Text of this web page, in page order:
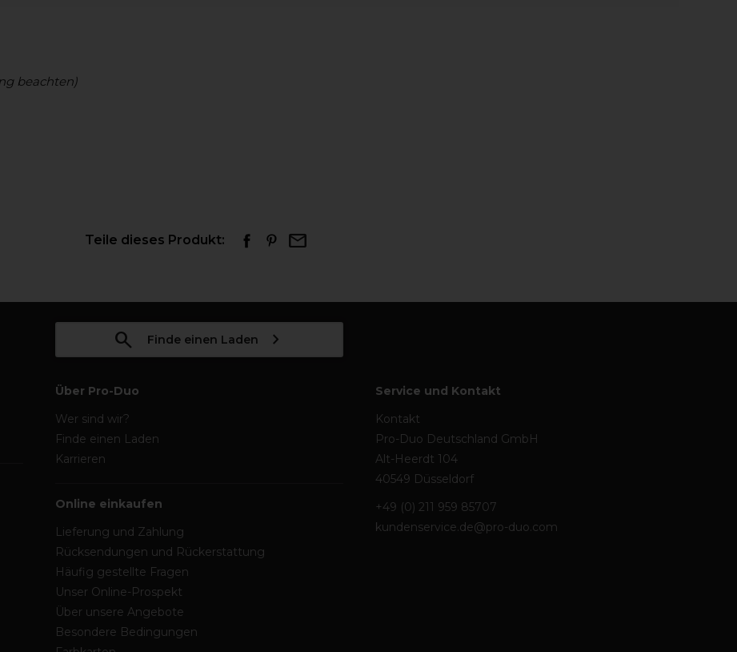
beachten)
Teile dieses Produkt:
Finde einen Laden
Über Pro-Duo
Wer sind wir?
Finde einen Laden
Karrieren
Online einkaufen
Lieferung und Zahlung
Rücksendungen und Rückerstattung
Häufig gestellte Fragen
Unser Online-Prospekt
Über unsere Angebote
Besondere Bedingungen
Service und Kontakt
Kontakt
Pro-Duo Deutschland GmbH
Alt-Heerdt 104
40549 Düsseldorf
+49 (0) 211 959 85707
kundenservice.de@pro-duo.com